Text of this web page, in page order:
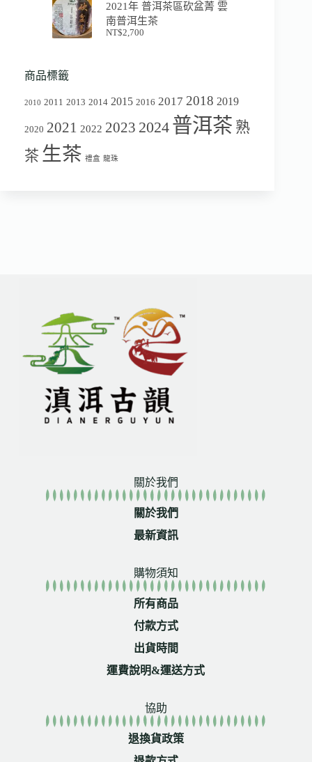
2021年 普洱茶區砍盆菁 雲
南普洱生茶
NT$2,700
商品標籤
2010 2011 2013 2014 2015 2016 2017 2018 2019
2020 2021 2022 2023 2024 普洱茶 熟
茶 生茶 禮盒 龍珠
關於我們
關於我們
最新資訊
購物須知
所有商品
付款方式
出貨時間
運費說明&運送方式
協助
退換貨政策